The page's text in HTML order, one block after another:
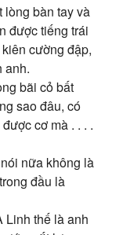
lòng bàn tay và
được tiếng trái
cường đập,
anh.
bãi cỏ bất
sao đâu, có
cơ mà . . . .
nữa không là
đầu là
Linh thế là anh